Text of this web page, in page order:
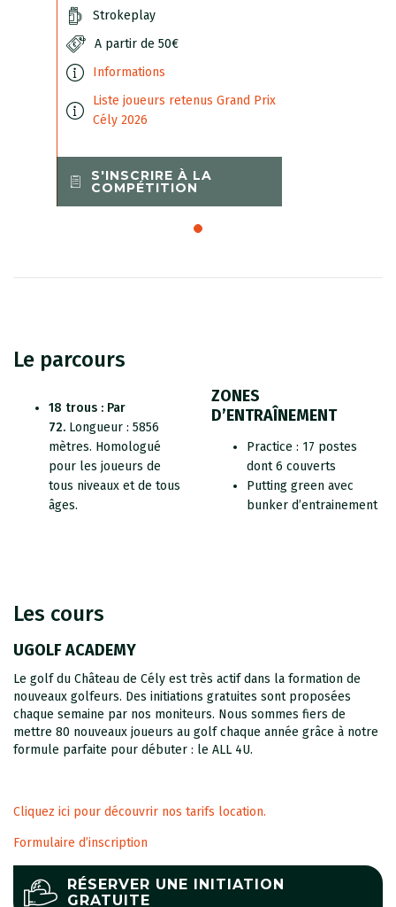
Strokeplay
A partir de 50€
Informations
Liste joueurs retenus Grand Prix
Cély 2026
S'INSCRIRE À LA
COMPÉTITION
Le parcours
18 trous : Par
72. Longueur : 5856
mètres. Homologué
pour les joueurs de
tous niveaux et de tous
âges.
ZONES
D’ENTRAÎNEMENT
Practice : 17 postes
dont 6 couverts
Putting green avec
bunker d’entrainement
Les cours
UGOLF ACADEMY
Le golf du Château de Cély est très actif dans la formation de
nouveaux golfeurs. Des initiations gratuites sont proposées
chaque semaine par nos moniteurs. Nous sommes fiers de
mettre 80 nouveaux joueurs au golf chaque année grâce à notre
formule parfaite pour débuter : le ALL 4U.
Cliquez ici pour découvrir nos tarifs location.
Formulaire d’inscription
RÉSERVER UNE INITIATION
GRATUITE